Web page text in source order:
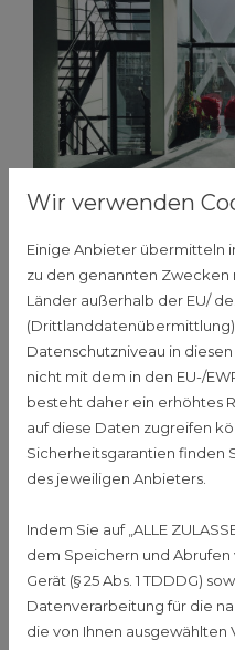
Ich bin die H2
Lorem ipsum dolor sit
sadipscing elitr, sed
tempor invidunt ut
aliquyam erat, sed
accusamet justo duo
clita kasd gubergren,
dolor sit amet,
diam nonumy eirmod
et dolore magna
voluptua.
Wir verwenden
Einige Anbieter übermitteln
zu den genannten
Länder außerhalb der EU/
Datenschutzniveau in
nicht mit dem in den EU-/
besteht daher ein erhöhtes
auf diese Daten zugreifen
Sicherheitsgarantien finden
des jeweiligen Anbieters.
Indem Sie auf „ALLE
dem Speichern und
Gerät (§ 25 Abs. 1 TDDDG)
Datenverarbeitung für die
die von Ihnen ausgewählten